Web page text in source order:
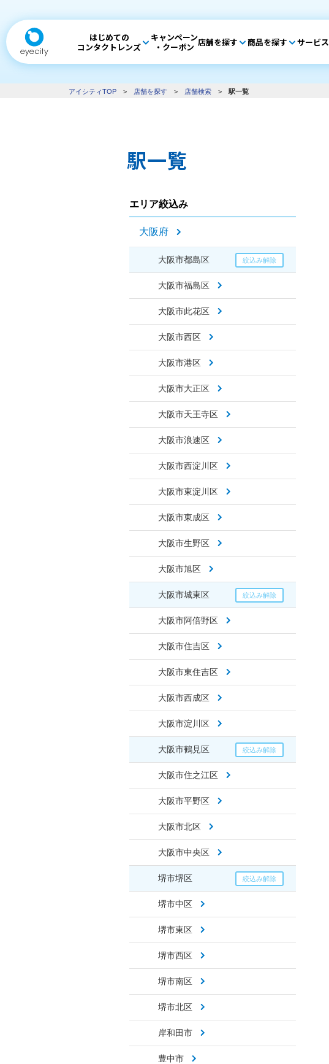
はじめての
コンタクトレンズ
キャンペーン
・クーポン 店舗を探す 商品を探す サービス
アイシティTOP > 店舗を探す > 店舗検索 > 駅一覧
駅一覧
エリア絞込み
大阪府
大阪市都島区
大阪市福島区
大阪市此花区
大阪市西区
大阪市港区
大阪市大正区
大阪市天王寺区
大阪市浪速区
大阪市西淀川区
大阪市東淀川区
大阪市東成区
大阪市生野区
大阪市旭区
大阪市城東区
大阪市阿倍野区
大阪市住吉区
大阪市東住吉区
大阪市西成区
大阪市淀川区
大阪市鶴見区
大阪市住之江区
大阪市平野区
大阪市北区
大阪市中央区
堺市堺区
堺市中区
堺市東区
堺市西区
堺市南区
堺市北区
岸和田市
豊中市